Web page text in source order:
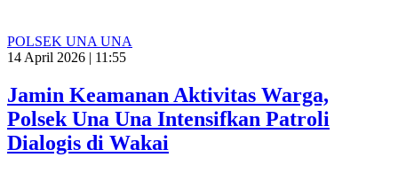
POLSEK UNA UNA
14 April 2026 | 11:55
Jamin Keamanan Aktivitas Warga,
Polsek Una Una Intensifkan Patroli
Dialogis di Wakai